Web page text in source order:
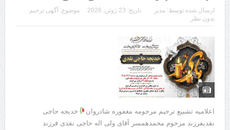
ارسال شده توسط: مدیر تاریخ: 23 ژوئن, 2026 موضوع: آگهی ترحیم
بدون نظر
اعلامیه تشییع ترحیم مرحومه مغفوره شادروان
خدیجه حاجی
نقدیفرزند مرحوم محمدهمسر آقای ولی اله حاجی نقدی فرزند